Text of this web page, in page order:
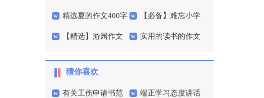
学作文汇编7篇 合集五篇
精选夏的作文400字
4篇
【必备】难忘小学
作文400字3篇
【精选】游园作文 实用的读书的作文
猜你喜欢
有关工伤申请书范 端正学习态度讲话